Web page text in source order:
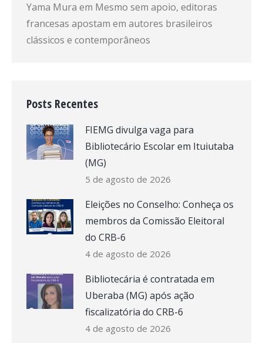
Yama Mura em Mesmo sem apoio, editoras
francesas apostam em autores brasileiros
clássicos e contemporâneos
Posts Recentes
FIEMG divulga vaga para
Bibliotecário Escolar em Ituiutaba
(MG)
5 de agosto de 2026
Eleições no Conselho: Conheça os
membros da Comissão Eleitoral
do CRB-6
4 de agosto de 2026
Bibliotecária é contratada em
Uberaba (MG) após ação
fiscalizatória do CRB-6
4 de agosto de 2026